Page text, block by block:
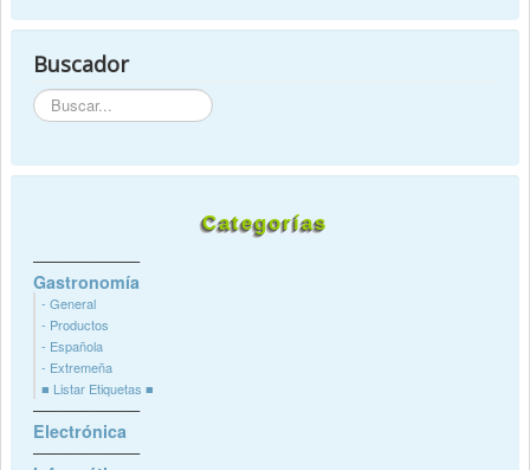
Buscador
Buscador
Categorías
──────────
Gastronomía
- General
- Productos
- Española
- Extremeña
■ Listar Etiquetas ■
──────────
Electrónica
──────────